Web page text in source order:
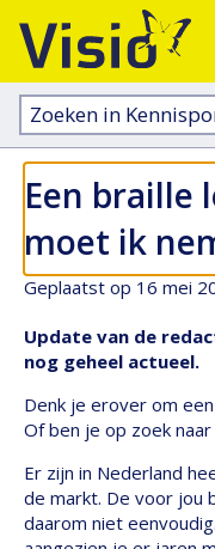
Zoeken
in
kennisportaal:
Een braille
moet ik
Geplaatst op 16 mei
Update van de
nog geheel actueel.
Denk je erover om
Of ben je op zoek
Er zijn in Nederland
de markt. De voor jou
daarom niet